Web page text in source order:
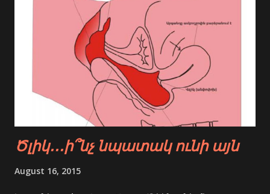
լեզվամտածողությունից , սեռական բնույթի
կարծրատիպերից , սոցիալական նորմերից և
օգտագործվող տերմիններից։ Սակայն փաստն այն է ,
որ հեշտոցները մշակութային ատելության թիրախն
են և գլխավոր ատելության օբյեկտը համեմատած
տղամարդկանց օրգանների և սեռի հետ, քանի որ
տղամարդկանց սեռական օրգանը դիտվում է որպես
հարձակվող ավելի շուտ, քան պասիվ և
նվաստացուցիչ՝ ինչպես հեշտոցը։ Մենք կարող ենք
տեղեկացված։ Եթե ցանկանում են վիրավորել որևե
Ծլիկ․․․ի՞նչ նպատակ ունի այն
August 16, 2015